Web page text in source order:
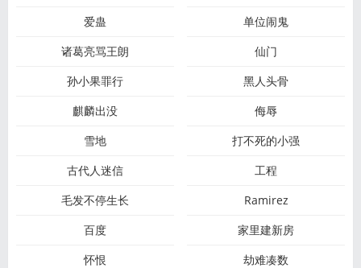
爱蛊
单位闹鬼
诸葛亮骂王朗
仙门
孙小果罪行
黑人头骨
麒麟出没
侮辱
雪地
打不死的小强
古代人迷信
工程
毛发不停生长
Ramirez
百度
家里建新房
怀恨
劫难凑数